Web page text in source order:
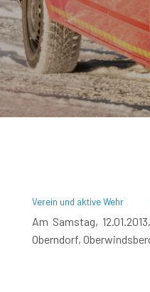
Verein und aktive Wehr
Am Samstag,
Oberndorf,